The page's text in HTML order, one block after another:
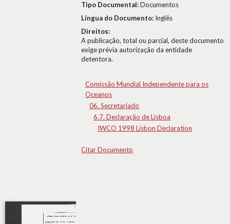
Tipo Documental:Documentos
Língua do Documento: Inglês
Direitos:
A publicação, total ou parcial, deste documento
exige prévia autorização da entidade
detentora.
Comissão Mundial Independente para os
Oceanos
06. Secretariado
6.7. Declaração de Lisboa
IWCO 1998 Lisbon Declaration
Citar Documento